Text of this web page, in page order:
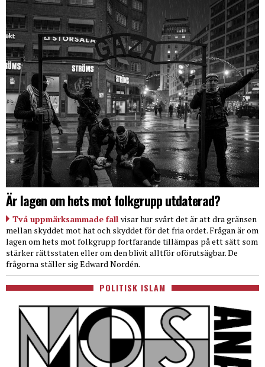
Är lagen om hets mot folkgrupp utdaterad?
Två uppmärksammade fall visar hur svårt det är att dra gränsen
mellan skyddet mot hat och skyddet för det fria ordet. Frågan är om
lagen om hets mot folkgrupp fortfarande tillämpas på ett sätt som
stärker rättsstaten eller om den blivit alltför oförutsägbar. De
frågorna ställer sig Edward Nordén.
POLITISK ISLAM